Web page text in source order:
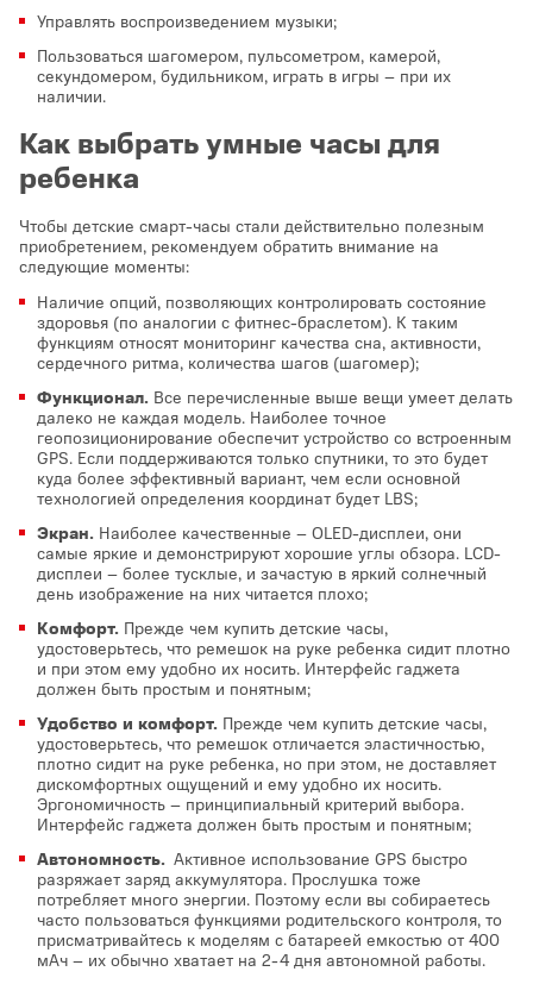
Управлять воспроизведением музыки;
Пользоваться шагомером, пульсометром, камерой,
секундомером, будильником, играть в игры – при их
наличии.
Как выбрать умные часы для
ребенка
Чтобы детские смарт-часы стали действительно полезным
приобретением, рекомендуем обратить внимание на
следующие моменты:
Наличие опций, позволяющих контролировать состояние
здоровья (по аналогии с фитнес-браслетом). К таким
функциям относят мониторинг качества сна, активности,
сердечного ритма, количества шагов (шагомер);
Функционал. Все перечисленные выше вещи умеет делать
далеко не каждая модель. Наиболее точное
геопозиционирование обеспечит устройство со встроенным
GPS. Если поддерживаются только спутники, то это будет
куда более эффективный вариант, чем если основной
технологией определения координат будет LBS;
Экран. Наиболее качественные – OLED-дисплеи, они
самые яркие и демонстрируют хорошие углы обзора. LCD-
дисплеи – более тусклые, и зачастую в яркий солнечный
день изображение на них читается плохо;
Комфорт. Прежде чем купить детские часы,
удостоверьтесь, что ремешок на руке ребенка сидит плотно
и при этом ему удобно их носить. Интерфейс гаджета
должен быть простым и понятным;
Удобство и комфорт. Прежде чем купить детские часы,
удостоверьтесь, что ремешок отличается эластичностью,
плотно сидит на руке ребенка, но при этом, не доставляет
дискомфортных ощущений и ему удобно их носить.
Эргономичность – принципиальный критерий выбора.
Интерфейс гаджета должен быть простым и понятным;
Автономность. Активное использование GPS быстро
разряжает заряд аккумулятора. Прослушка тоже
потребляет много энергии. Поэтому если вы собираетесь
часто пользоваться функциями родительского контроля, то
присматривайтесь к моделям с батареей емкостью от 400
мАч – их обычно хватает на 2-4 дня автономной работы.